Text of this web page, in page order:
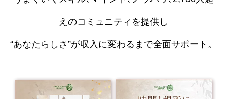
えのコミュニティを提供し
“あなたらしさ”が収入に変わるまで全面サポート。